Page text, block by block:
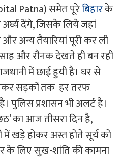
Patna) समेत पूरेबिहारके
देंगे, जिसके लिये जहां
अन्य तैयारियां पूरी कर ली
और रौनक देखते ही बन रही
में छाई हुयी है। घर से
सड़कों तक हर तरफ
पुलिस प्रशासन भी अलर्ट है।
का आज तीसरा दिन है,
में खड़े होकर अस्त होते सूर्य को
के लिए सुख-शांति की कामना